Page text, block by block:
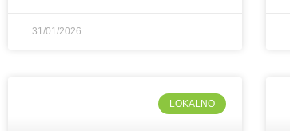
31/01/2026
LOKALNO